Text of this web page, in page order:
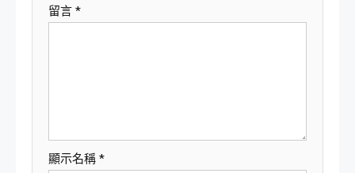
留言 *
顯示名稱 *